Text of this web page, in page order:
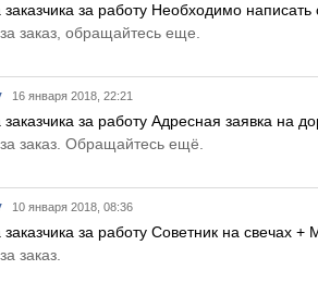
за работу Необходимо написать
заказ, обращайтесь еще.
16 января 2018, 22:21
за работу Адресная заявка на
заказ. Обращайтесь ещё.
10 января 2018, 08:36
за работу Советник на свечах +
заказ.